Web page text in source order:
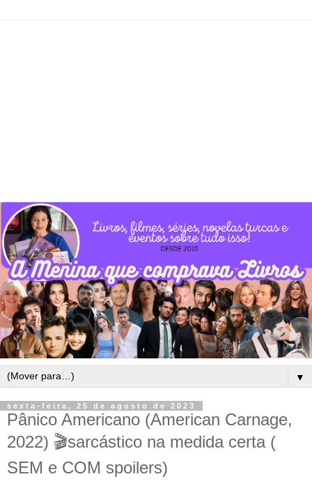
▼
sexta-feira, 25 de agosto de 2023
Pânico Americano (American Carnage,
2022) 🎬sarcástico na medida certa (
SEM e COM spoilers)